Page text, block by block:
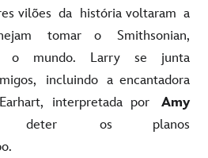
vilões da história voltaram a
tomar o Smithsonian,
o mundo. Larry se junta
incluindo a encantadora
interpretada por Amy
os planos